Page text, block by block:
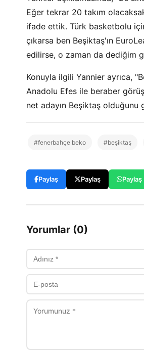
Eğer tekrar 20 takım
ifade ettik. Türk basketbolu
çıkarsa ben Beşiktaş'ın
edilirse, o zaman da dediğim
Konuyla ilgili Yannier ayrıca,
Anadolu Efes ile beraber
net adayın Beşiktaş olduğunu
#fenerbahçe beko #beşiktaş
Paylaş Paylaş Paylaş
Yorumlar (0)